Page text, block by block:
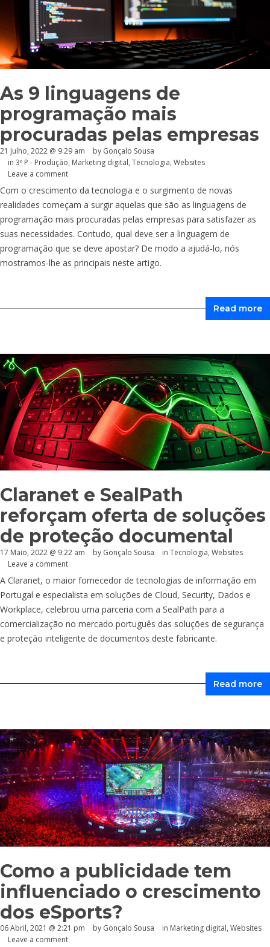
As 9 linguagens de
programação mais
procuradas pelas empresas
21 Julho, 2022 @ 9:29 am by Gonçalo Sousa
in 3º P - Produção, Marketing digital, Tecnologia, Websites
Leave a comment
Com o crescimento da tecnologia e o surgimento de novas
realidades começam a surgir aquelas que são as linguagens de
programação mais procuradas pelas empresas para satisfazer as
suas necessidades. Contudo, qual deve ser a linguagem de
programação que se deve apostar? De modo a ajudá-lo, nós
mostramos-lhe as principais neste artigo.
Read more
Claranet e SealPath
reforçam oferta de soluções
de proteção documental
17 Maio, 2022 @ 9:22 am by Gonçalo Sousa in Tecnologia, Websites
Leave a comment
A Claranet, o maior fornecedor de tecnologias de informação em
Portugal e especialista em soluções de Cloud, Security, Dados e
Workplace, celebrou uma parceria com a SealPath para a
comercialização no mercado português das soluções de segurança
e proteção inteligente de documentos deste fabricante.
Read more
Como a publicidade tem
influenciado o crescimento
dos eSports?
06 Abril, 2021 @ 2:21 pm by Gonçalo Sousa in Marketing digital, Websites
Leave a comment